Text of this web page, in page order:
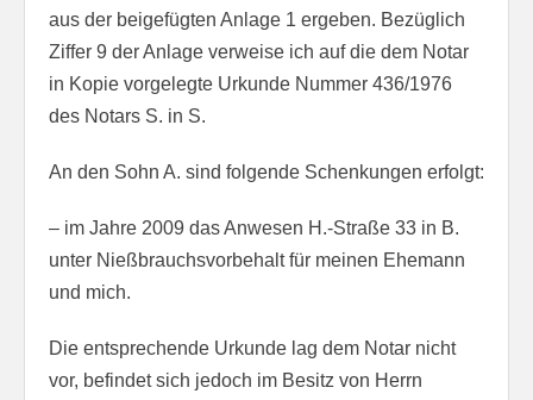
aus der beigefügten Anlage 1 ergeben. Bezüglich
Ziffer 9 der Anlage verweise ich auf die dem Notar
in Kopie vorgelegte Urkunde Nummer 436/1976
des Notars S. in S.
An den Sohn A. sind folgende Schenkungen erfolgt:
– im Jahre 2009 das Anwesen H.-Straße 33 in B.
unter Nießbrauchsvorbehalt für meinen Ehemann
und mich.
Die entsprechende Urkunde lag dem Notar nicht
vor, befindet sich jedoch im Besitz von Herrn